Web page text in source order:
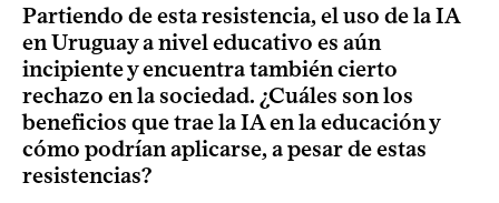
Partiendo de esta resistencia, el uso de la IA
en Uruguay a nivel educativo es aún
incipiente y encuentra también cierto
rechazo en la sociedad. ¿Cuáles son los
beneficios que trae la IA en la educación y
cómo podrían aplicarse, a pesar de estas
resistencias?